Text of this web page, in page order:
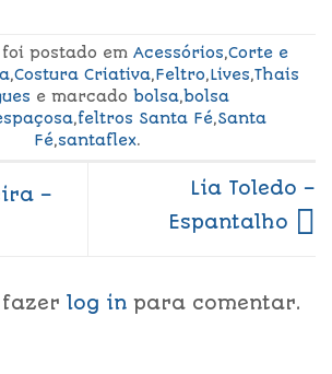
postado em Acessórios,Corte e
,Costura Criativa,Feltro,Lives,Thais
e marcado bolsa,bolsa
,feltros Santa Fé,Santa
Fé,santaflex.
–
Lia Toledo –
Espantalho
fazer log in para comentar.